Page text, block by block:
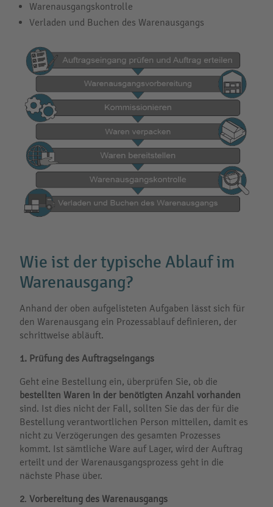
Warenausgangskontrolle
Verladen und Buchen des Warenausgangs
Wie ist der typische Ablauf im
Warenausgang?
Anhand der oben aufgelisteten Aufgaben lässt sich für
den Warenausgang ein Prozessablauf definieren, der
schrittweise abläuft.
1. Prüfung des Auftragseingangs
Geht eine Bestellung ein, überprüfen Sie, ob die
bestellten Waren in der benötigten Anzahl vorhanden
sind. Ist dies nicht der Fall, sollten Sie das der für die
Bestellung verantwortlichen Person mitteilen, damit es
nicht zu Verzögerungen des gesamten Prozesses
kommt. Ist sämtliche Ware auf Lager, wird der Auftrag
erteilt und der Warenausgangsprozess geht in die
nächste Phase über.
2. Vorbereitung des Warenausgangs